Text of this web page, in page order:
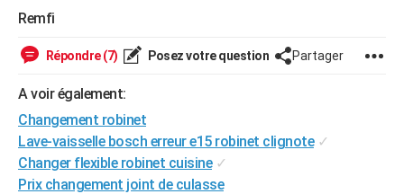
Carte de Noël
Carte Bonne année
Carte Saint-Valentin
Carte Pâques
Carte d'anniversaire
DICTIONNAIRE
Dictionnaire
Biographies
Citations
Expressions
Proverbes
PROGRAMME TV
Remfi
Répondre (7) Posez votre question Partager
A voir également:
Changement robinet
Lave-vaisselle bosch erreur e15 robinet clignote ✓
Changer flexible robinet cuisine ✓
Prix changement joint de culasse